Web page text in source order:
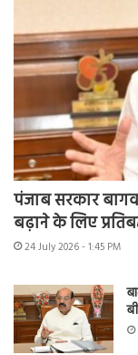
पंजाब सरकार
बढ़ाने के लिए
24 July 2026 - 1:45 PM